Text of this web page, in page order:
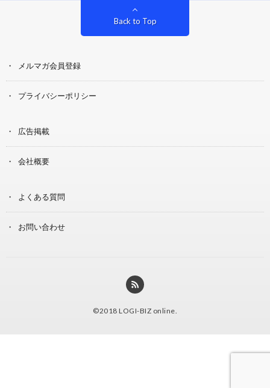
Back to Top
メルマガ会員登録
プライバシーポリシー
広告掲載
会社概要
よくある質問
お問い合わせ
©2018 LOGI-BIZ online.